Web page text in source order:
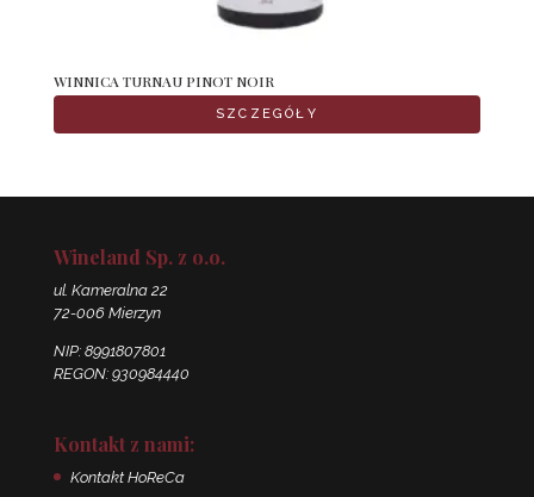
WINNICA TURNAU PINOT NOIR
SZCZEGÓŁY
Wineland Sp. z o.o.
ul. Kameralna 22
72-006 Mierzyn
NIP: 8991807801
REGON: 930984440
Kontakt z nami:
Kontakt HoReCa